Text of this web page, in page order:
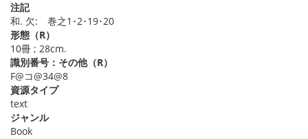
注記
和. 欠: 巻之1･2･19･20
形態（R）
10冊 ; 28cm.
識別番号：その他（R）
F@コ@34@8
資源タイプ
text
ジャンル
Book